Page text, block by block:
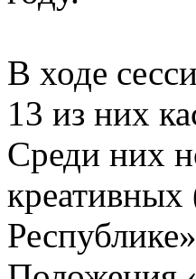
В ходе
13 из них
Среди них
креативных